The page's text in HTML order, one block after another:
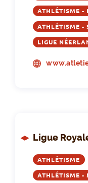
ATHLÉTISME -
ATHLÉTISME -
LIGUE
Ligue
ATHLÉTISME
ATHLÉTISME -